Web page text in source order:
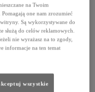
na Twoim
one nam zrozumieć
Są wykorzystywane do
służą do celów reklamowych.
nie wyrażasz na to zgody,
informacje na ten temat
wszystkie